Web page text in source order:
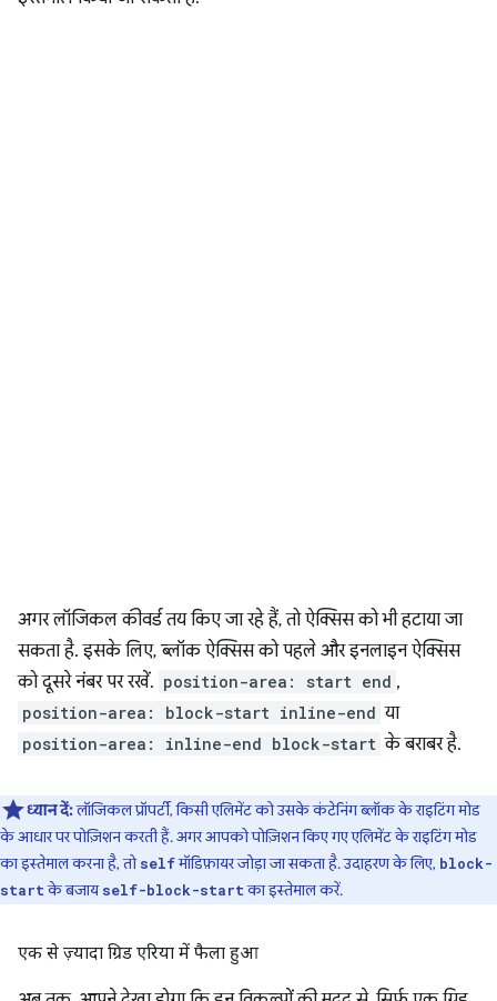
अगर लॉजिकल कीवर्ड तय किए जा रहे हैं, तो ऐक्सिस को भी हटाया जा
सकता है. इसके लिए, ब्लॉक ऐक्सिस को पहले और इनलाइन ऐक्सिस
को दूसरे नंबर पर रखें. position-area: start end ,
position-area: block-start inline-end या
position-area: inline-end block-start के बराबर है.
ध्यान दें:लॉजिकल प्रॉपर्टी, किसी एलिमेंट को उसके कंटेनिंग ब्लॉक के राइटिंग मोड
के आधार पर पोज़िशन करती हैं. अगर आपको पोज़िशन किए गए एलिमेंट के राइटिंग मोड
का इस्तेमाल करना है, तोselfमॉडिफ़ायर जोड़ा जा सकता है. उदाहरण के लिए, block-
startके बजायself-block-startका इस्तेमाल करें.
एक से ज़्यादा ग्रिड एरिया में फैला हुआ